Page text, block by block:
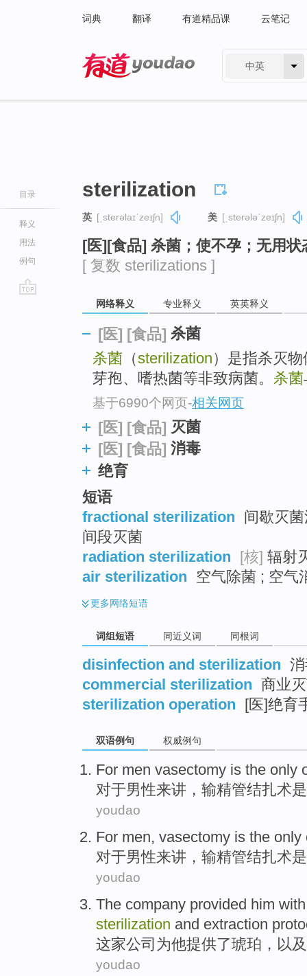
词典 翻译 有道精品课 云笔记
中英
目录
释义
用法
例句
sterilization
英 [ˌsterəlaɪˈzeɪʃn] 美 [ˌsterələˈzeɪʃn]
[医][食品] 杀菌；使不孕；无用状
[ 复数 sterilizations ]
网络释义 专业释义 英英释义
[医] [食品] 杀菌
杀菌 （sterilization）是指杀灭
芽孢、嗜热菌等非致病菌。 杀菌
基于6990个网页-相关网页
[医] [食品] 灭菌
[医] [食品] 消毒
绝育
短语
fractional sterilization 间歇灭
间段灭菌
radiation sterilization
[核] 辐射
air sterilization
空气除菌 ; 空气
更多网络短语
词组短语 同近义词 同根词
disinfection and sterilization
commercial sterilization 商业
sterilization operation [医]绝育
双语例句 权威例句
For men vasectomy is the only
对于男性来讲， 输精管结扎术是
youdao
For men, vasectomy is the only
对于男性来讲， 输精管结扎术是
youdao
The company provided him with
sterilization and extraction
这家公司 为他提供了琥珀 ， 以
youdao